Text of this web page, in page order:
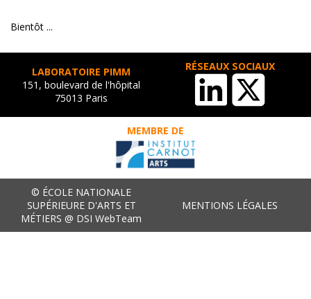
Bientôt ...
LABORATOIRE PIMM
151, boulevard de l'hôpital
75013 Paris
RÉSEAUX SOCIAUX
MEMBRE DE
© ÉCOLE NATIONALE
SUPÉRIEURE D'ARTS ET
MÉTIERS @ DSI WebTeam
MENTIONS LÉGALES